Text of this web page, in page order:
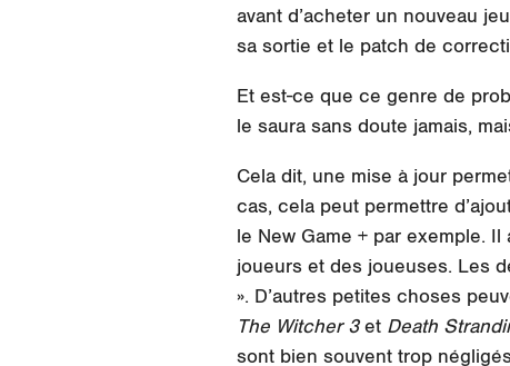
avant d’acheter un nouveau
sa sortie et le patch de
Et est-ce que ce genre de
le saura sans doute jamais,
Cela dit, une mise à jour
cas, cela peut permettre
le New Game + par exemple.
joueurs et des joueuses. Les
». D’autres petites choses
The Witcher 3et Death
sont bien souvent trop